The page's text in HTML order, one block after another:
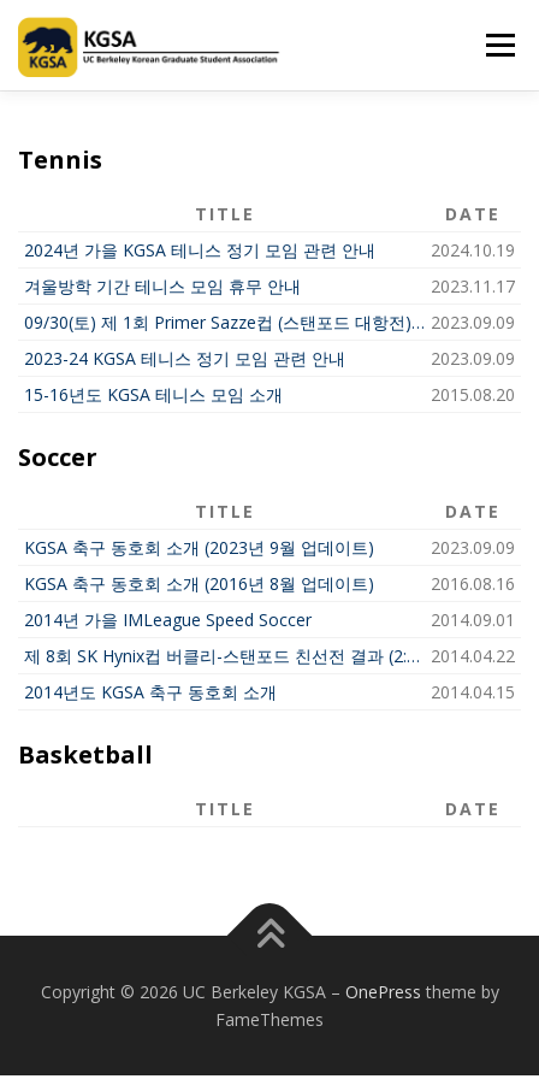
content
Menu
SPONSOR LOGIN
Tennis
TITLE
DATE
2024년 가을 KGSA 테니스 정기 모임 관련 안내
2024.10.19
겨울방학 기간 테니스 모임 휴무 안내
2023.11.17
09/30(토) 제 1회 Primer Sazze컵 (스탠포드 대항전)이 개최됩니다. 2023.09.09
2023-24 KGSA 테니스 정기 모임 관련 안내
2023.09.09
15-16년도 KGSA 테니스 모임 소개
2015.08.20
Soccer
TITLE
DATE
KGSA 축구 동호회 소개 (2023년 9월 업데이트)
2023.09.09
KGSA 축구 동호회 소개 (2016년 8월 업데이트)
2016.08.16
2014년 가을 IMLeague Speed Soccer
2014.09.01
제 8회 SK Hynix컵 버클리-스탠포드 친선전 결과 (2:1 승) 2014.04.22
2014년도 KGSA 축구 동호회 소개
2014.04.15
Basketball
TITLE DATE
Copyright © 2026 UC Berkeley KGSA – OnePress theme by
FameThemes